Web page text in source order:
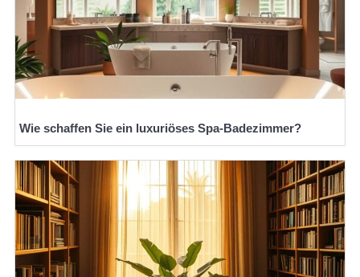
Wie schaffen Sie ein luxuriöses Spa-Badezimmer?